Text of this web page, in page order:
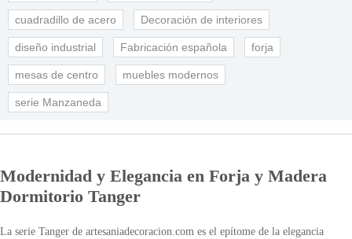
cuadradillo de acero Decoración de interiores
diseño industrial Fabricación española forja
mesas de centro muebles modernos
serie Manzaneda
Modernidad y Elegancia en Forja y Madera
Dormitorio Tanger
La serie Tanger de artesaniadecoracion.com es el epítome de la elegancia